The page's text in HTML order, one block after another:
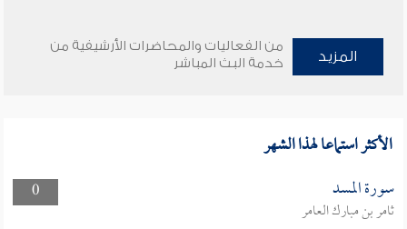
المزيد
من الفعاليات والمحاضرات الأرشيفية من
خدمة البث المباشر
الأكثر استماعا لهذا الشهر
0 سورة المسد
ثامر بن مبارك العامر